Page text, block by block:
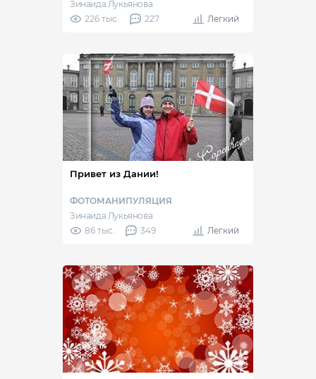
Зинаида Лукьянова
226 тыс.
227 Легкий
Привет из Дании!
ФОТОМАНИПУЛЯЦИЯ
Зинаида Лукьянова
86 тыс.
349 Легкий